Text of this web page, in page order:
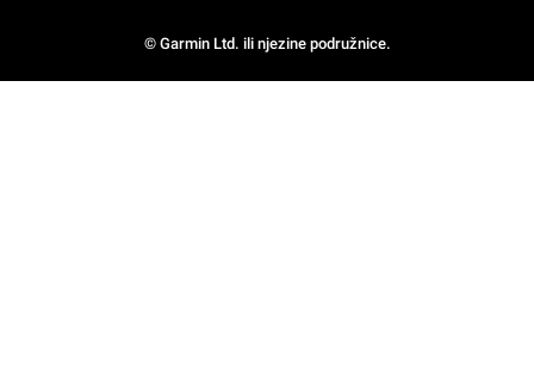
© Garmin Ltd. ili njezine podružnice.